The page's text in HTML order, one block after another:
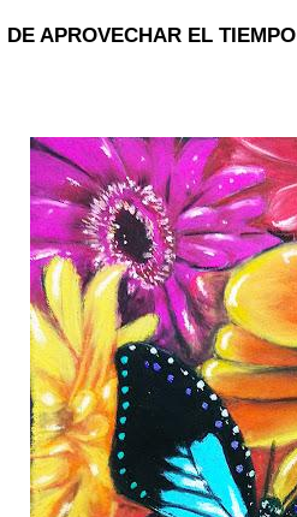
DE APROVECHAR EL TIEMPO